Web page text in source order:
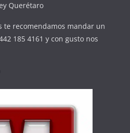
Querétaro
te recomendamos mandar un
185 4161 y con gusto nos